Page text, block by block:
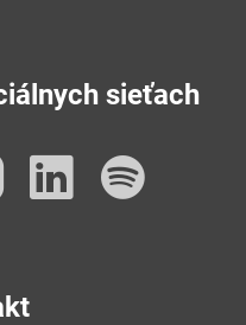
sieťach
Instagram